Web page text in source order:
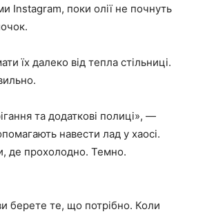
Instagram, поки олії не почнуть
їх далеко від тепла стільниці.
та додаткові полиці», —
навести лад у хаосі.
де прохолодно. Темно.
берете те, що потрібно. Коли